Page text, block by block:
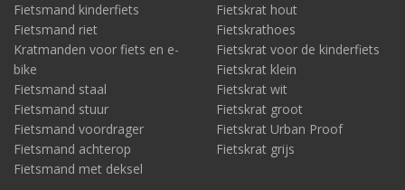
Fietsmand kinderfiets
Fietsmand riet
Kratmanden voor fiets en e-
bike
Fietsmand staal
Fietsmand stuur
Fietsmand voordrager
Fietsmand achterop
Fietsmand met deksel
Fietskrat hout
Fietskrathoes
Fietskrat voor de kinderfiets
Fietskrat klein
Fietskrat wit
Fietskrat groot
Fietskrat Urban Proof
Fietskrat grijs